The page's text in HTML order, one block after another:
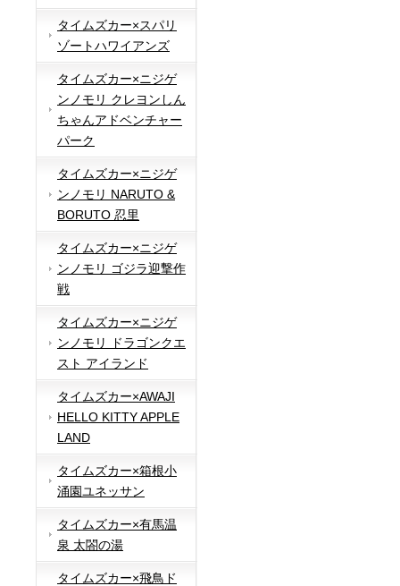
タイムズカー×スパリ
ゾートハワイアンズ
タイムズカー×ニジゲ
ンノモリ クレヨンしん
ちゃんアドベンチャー
パーク
タイムズカー×ニジゲ
ンノモリ NARUTO &
BORUTO 忍里
タイムズカー×ニジゲ
ンノモリ ゴジラ迎撃作
戦
タイムズカー×ニジゲ
ンノモリ ドラゴンクエ
スト アイランド
タイムズカー×AWAJI
HELLO KITTY APPLE
LAND
タイムズカー×箱根小
涌園ユネッサン
タイムズカー×有馬温
泉 太閤の湯
タイムズカー×飛鳥ド